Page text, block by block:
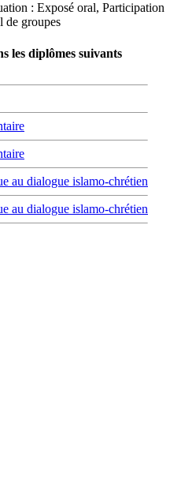
: Exposé oral, Participation
de groupes
les diplômes suivants
au dialogue islamo-chrétien
au dialogue islamo-chrétien